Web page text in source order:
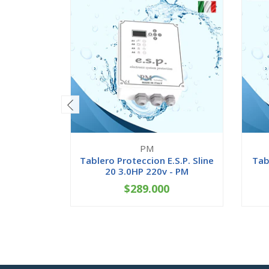
PM
Tablero Proteccion E.S.P. Sline
20 3.0HP 220v - PM
+
$289.000